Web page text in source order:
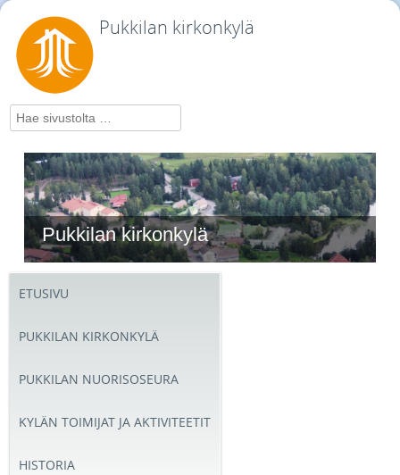
Pukkilan kirkonkylä
Hae
Pukkilan kirkonkylä
ETUSIVU
PUKKILAN KIRKONKYLÄ
PUKKILAN NUORISOSEURA
KYLÄN TOIMIJAT JA AKTIVITEETIT
HISTORIA